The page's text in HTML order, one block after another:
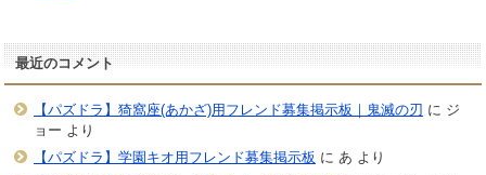
最近のコメント
【パズドラ】猗窩座(あかざ)用フレンド募集掲示板｜鬼滅の刃 に ジ
ョー より
【パズドラ】学園キオ用フレンド募集掲示板 に あ より